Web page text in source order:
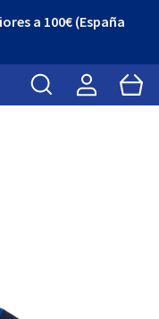
a 100€ (España
Buscar Cart